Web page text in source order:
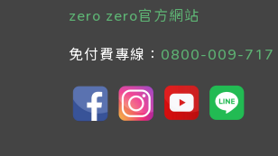
zero zero官方網站
免付費專線： 0800-009-717